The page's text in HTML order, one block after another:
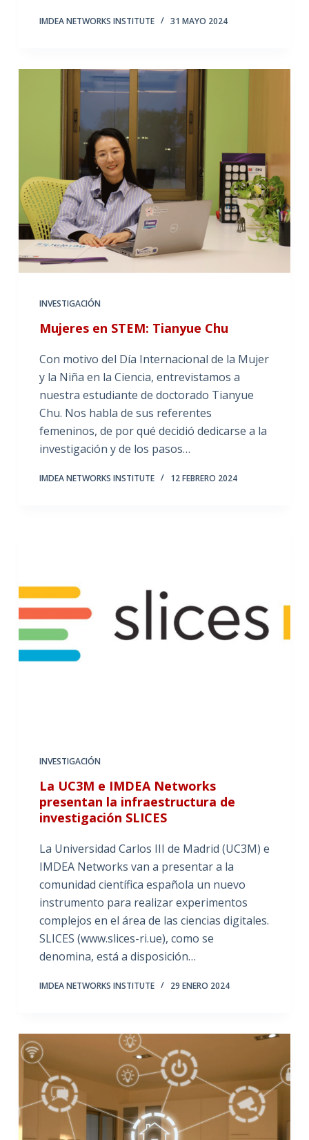
IMDEA NETWORKS INSTITUTE 31 MAYO 2024
INVESTIGACIÓN
Mujeres en STEM: Tianyue Chu
Con motivo del Día Internacional de la Mujer
y la Niña en la Ciencia, entrevistamos a
nuestra estudiante de doctorado Tianyue
Chu. Nos habla de sus referentes
femeninos, de por qué decidió dedicarse a la
investigación y de los pasos…
IMDEA NETWORKS INSTITUTE 12 FEBRERO 2024
INVESTIGACIÓN
La UC3M e IMDEA Networks
presentan la infraestructura de
investigación SLICES
La Universidad Carlos III de Madrid (UC3M) e
IMDEA Networks van a presentar a la
comunidad científica española un nuevo
instrumento para realizar experimentos
complejos en el área de las ciencias digitales.
SLICES (www.slices-ri.ue), como se
denomina, está a disposición…
IMDEA NETWORKS INSTITUTE 29 ENERO 2024